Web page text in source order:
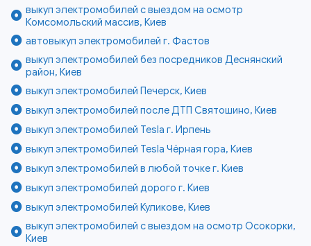
выкуп электромобилей с выездом на осмотр
Комсомольский массив, Киев
автовыкуп электромобилей г. Фастов
выкуп электромобилей без посредников Деснянский
район, Киев
выкуп электромобилей Печерск, Киев
выкуп электромобилей после ДТП Святошино, Киев
выкуп электромобилей Tesla г. Ирпень
выкуп электромобилей Tesla Чёрная гора, Киев
выкуп электромобилей в любой точке г. Киев
выкуп электромобилей дорого г. Киев
выкуп электромобилей Куликове, Киев
выкуп электромобилей с выездом на осмотр Осокорки,
Киев